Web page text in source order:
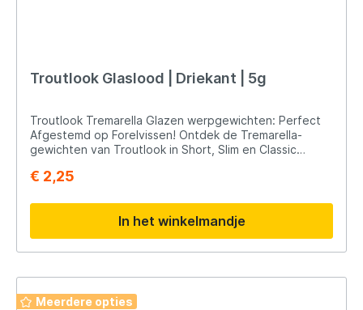
Troutlook Glaslood | Driekant | 5g
Troutlook Tremarella Glazen werpgewichten: Perfect
Afgestemd op Forelvissen! Ontdek de Tremarella-
gewichten van Troutlook in Short, Slim en Classic
minder opvallendheid onder water. Deze gewichten
nauwkeurige worpen en effectieve presentatie.
Veelzijdigheid: Geschikt voor sleepmontages,
dobbermontages en meer. Hoogwaardig Materiaal:
Duurzaamheid en betrouwbaarheid voor succesvol
verbeter je viservaring met hoogwaardige gewichten
die de forel naar je aas lokken!
€ 2,25
In het winkelmandje
Meerdere opties